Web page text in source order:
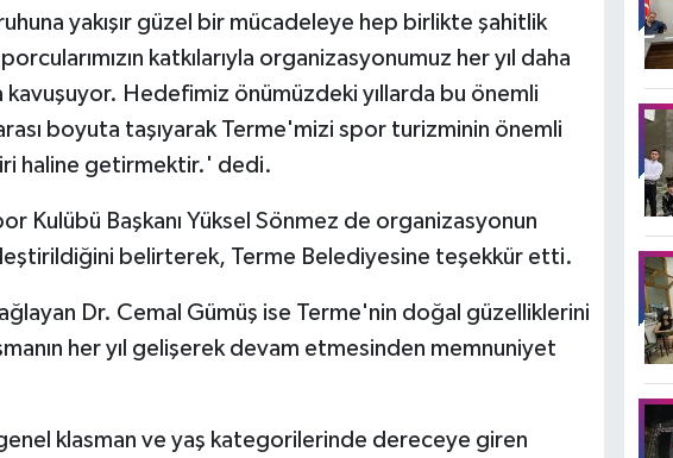
yakışır güzel bir mücadeleye hep birlikte şahitlik
katkılarıyla organizasyonumuz her yıl daha
Hedefimiz önümüzdeki yıllarda bu önemli
boyuta taşıyarak Terme'mizi spor turizminin önemli
haline getirmektir.' dedi.
Kulübü Başkanı Yüksel Sönmez de organizasyonun
belirterek, Terme Belediyesine teşekkür etti.
Dr. Cemal Gümüş ise Terme'nin doğal güzelliklerini
her yıl gelişerek devam etmesinden memnuniyet
genel klasman ve yaş kategorilerinde dereceye giren